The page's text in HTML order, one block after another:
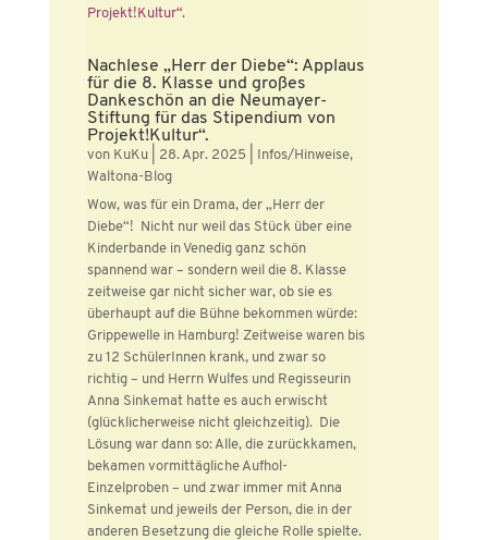
Nachlese „Herr der Diebe“: Applaus
für die 8. Klasse und großes
Dankeschön an die Neumayer-
Stiftung für das Stipendium von
Projekt!Kultur“.
von KuKu| 28. Apr. 2025 Infos/Hinweise,
Waltona-Blog
Wow, was für ein Drama, der „Herr der
Diebe“! Nicht nur weil das Stück über eine
Kinderbande in Venedig ganz schön
spannend war – sondern weil die 8. Klasse
zeitweise gar nicht sicher war, ob sie es
überhaupt auf die Bühne bekommen würde:
Grippewelle in Hamburg! Zeitweise waren bis
zu 12 SchülerInnen krank, und zwar so
richtig – und Herrn Wulfes und Regisseurin
Anna Sinkemat hatte es auch erwischt
(glücklicherweise nicht gleichzeitig). Die
Lösung war dann so: Alle, die zurückkamen,
bekamen vormittägliche Aufhol-
Einzelproben – und zwar immer mit Anna
Sinkemat und jeweils der Person, die in der
anderen Besetzung die gleiche Rolle spielte.